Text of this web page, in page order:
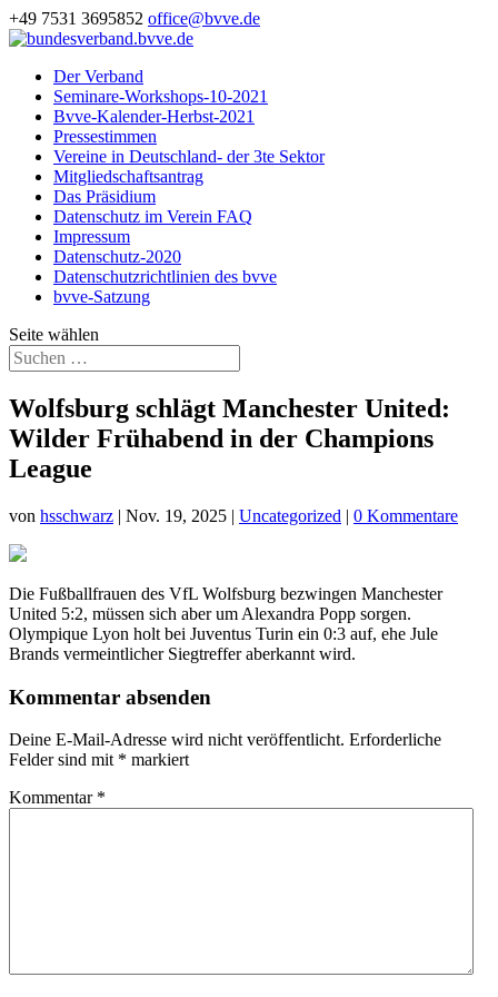
+49 7531 3695852 office@bvve.de
Der Verband
Seminare-Workshops-10-2021
Bvve-Kalender-Herbst-2021
Pressestimmen
Vereine in Deutschland- der 3te Sektor
Mitgliedschaftsantrag
Das Präsidium
Datenschutz im Verein FAQ
Impressum
Datenschutz-2020
Datenschutzrichtlinien des bvve
bvve-Satzung
Seite wählen
Wolfsburg schlägt Manchester United:
Wilder Frühabend in der Champions
League
von hsschwarz | Nov. 19, 2025 | Uncategorized | 0 Kommentare
Die Fußballfrauen des VfL Wolfsburg bezwingen Manchester
United 5:2, müssen sich aber um Alexandra Popp sorgen.
Olympique Lyon holt bei Juventus Turin ein 0:3 auf, ehe Jule
Brands vermeintlicher Siegtreffer aberkannt wird.
Kommentar absenden
Deine E-Mail-Adresse wird nicht veröffentlicht. Erforderliche
Felder sind mit * markiert
Kommentar *